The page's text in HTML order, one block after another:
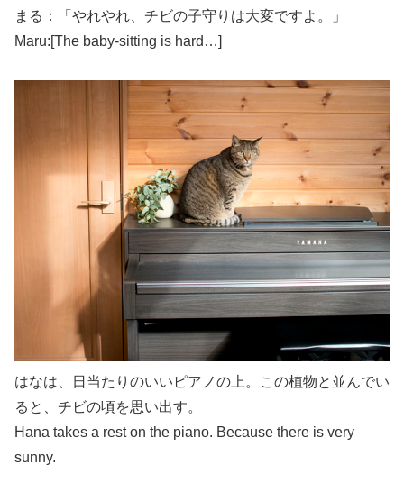
まる：「やれやれ、チビの子守りは大変ですよ。」
Maru:[The baby-sitting is hard…]
はなは、日当たりのいいピアノの上。この植物と並んでい
ると、チビの頃を思い出す。
Hana takes a rest on the piano. Because there is very
sunny.